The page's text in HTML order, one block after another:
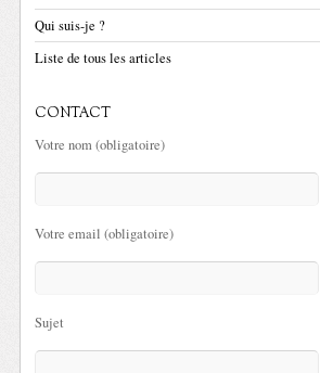
Qui suis-je ?
Liste de tous les articles
CONTACT
Votre nom (obligatoire)
Votre email (obligatoire)
Sujet